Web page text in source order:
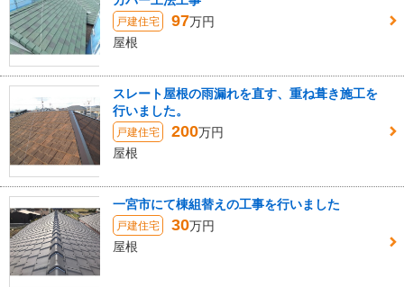
戸建住宅 97万円
屋根
スレート屋根の雨漏れを直す、重ね葺き施工を
行いました。
戸建住宅 200万円
屋根
一宮市にて棟組替えの工事を行いました
戸建住宅 30万円
屋根